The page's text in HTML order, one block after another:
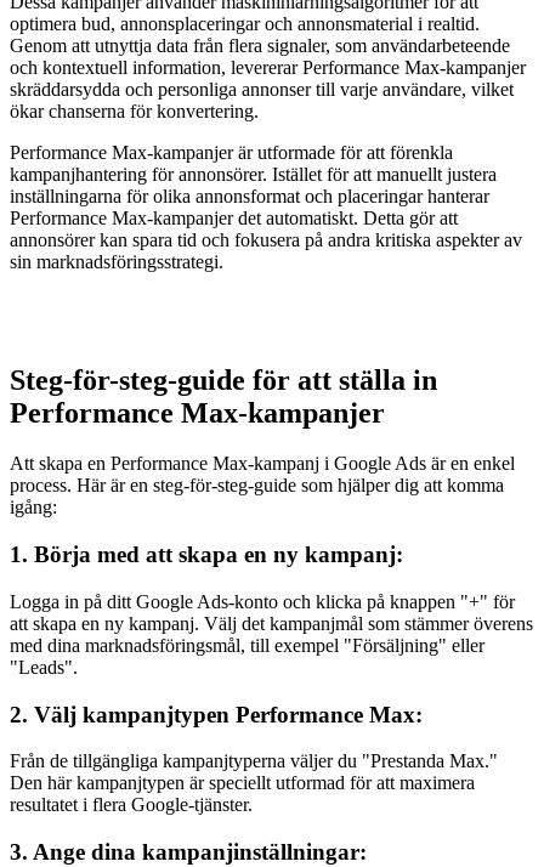
optimera bud, annonsplaceringar och annonsmaterial i realtid.
Genom att utnyttja data från flera signaler, som användarbeteende
och kontextuell information, levererar Performance Max-kampanjer
skräddarsydda och personliga annonser till varje användare, vilket
ökar chanserna för konvertering.
Performance Max-kampanjer är utformade för att förenkla
kampanjhantering för annonsörer. Istället för att manuellt justera
inställningarna för olika annonsformat och placeringar hanterar
Performance Max-kampanjer det automatiskt. Detta gör att
annonsörer kan spara tid och fokusera på andra kritiska aspekter av
sin marknadsföringsstrategi.
Steg-för-steg-guide för att ställa in
Performance Max-kampanjer
Att skapa en Performance Max-kampanj i Google Ads är en enkel
process. Här är en steg-för-steg-guide som hjälper dig att komma
igång:
1. Börja med att skapa en ny kampanj:
Logga in på ditt Google Ads-konto och klicka på knappen "+" för
att skapa en ny kampanj. Välj det kampanjmål som stämmer överens
med dina marknadsföringsmål, till exempel "Försäljning" eller
"Leads".
2. Välj kampanjtypen Performance Max:
Från de tillgängliga kampanjtyperna väljer du "Prestanda Max."
Den här kampanjtypen är speciellt utformad för att maximera
resultatet i flera Google-tjänster.
3. Ange dina kampanjinställningar: